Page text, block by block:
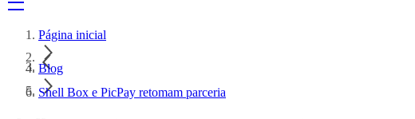
Página inicial
Blog
Shell Box e PicPay retomam parceria